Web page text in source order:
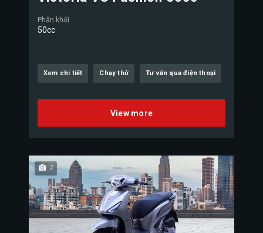
Phân khối
50cc
Xem chi tiết Chạy thử Tư vấn qua điện thoại
View more
7